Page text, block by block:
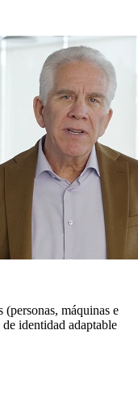
(personas, máquinas e
identidad adaptable